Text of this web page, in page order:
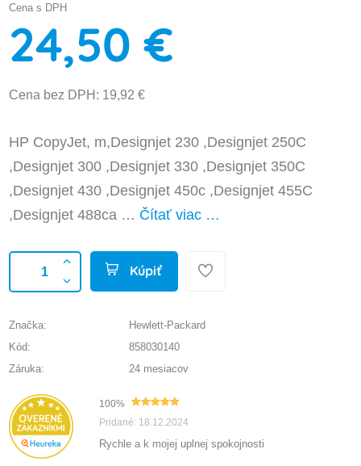
Cena s DPH
24,50 €
Cena bez DPH: 19,92 €
HP CopyJet, m,Designjet 230 ,Designjet 250C
,Designjet 300 ,Designjet 330 ,Designjet 350C
,Designjet 430 ,Designjet 450c ,Designjet 455C
,Designjet 488ca … Čítať viac …
Kúpiť
Značka:
Hewlett-Packard
Kód:
858030140
Záruka:
24 mesiacov
100%
Pridané: 18.12.2024
Rychle a k mojej uplnej spokojnosti